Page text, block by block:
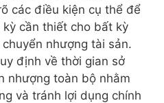
các điều kiện cụ thể để
cần thiết cho bất kỳ
nhượng tài sản.
định về thời gian sở
nhượng toàn bộ nhằm
và tránh lợi dụng chính